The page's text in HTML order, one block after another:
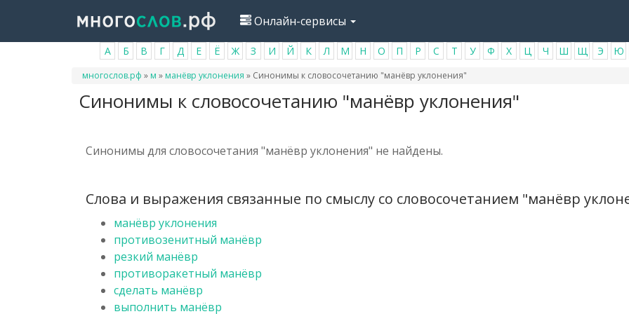
основному
Онлайн-сервисы
А Б В Г Д Е Ё Ж З И Й К Л М Н О П Р С Т У Ф Х Ц Ч Ш Щ Э Ю
Вы
многослов.рф » м » манёвр уклонения » Синонимы к словосочетанию "манёвр уклонения"
Синонимы к словосочетанию "манёвр уклонения"
Синонимы для словосочетания "манёвр уклонения" не найдены.
Слова и выражения связанные по смыслу со словосочетанием "манёвр
манёвр уклонения
противозенитный манёвр
резкий манёвр
противоракетный манёвр
сделать манёвр
выполнить манёвр